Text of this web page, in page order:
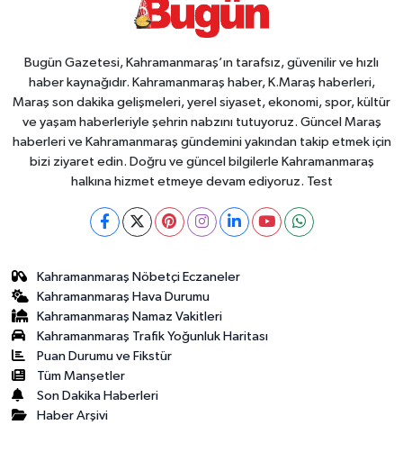
Bugün Gazetesi, Kahramanmaraş’ın tarafsız, güvenilir ve hızlı
haber kaynağıdır. Kahramanmaraş haber, K.Maraş haberleri,
Maraş son dakika gelişmeleri, yerel siyaset, ekonomi, spor, kültür
ve yaşam haberleriyle şehrin nabzını tutuyoruz. Güncel Maraş
haberleri ve Kahramanmaraş gündemini yakından takip etmek için
bizi ziyaret edin. Doğru ve güncel bilgilerle Kahramanmaraş
halkına hizmet etmeye devam ediyoruz. Test
Kahramanmaraş Nöbetçi Eczaneler
Kahramanmaraş Hava Durumu
Kahramanmaraş Namaz Vakitleri
Kahramanmaraş Trafik Yoğunluk Haritası
Puan Durumu ve Fikstür
Tüm Manşetler
Son Dakika Haberleri
Haber Arşivi